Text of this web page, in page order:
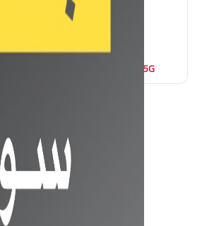
OnePlus Nord N10 5G